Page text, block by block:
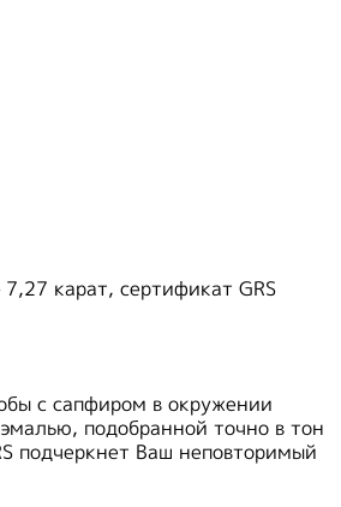
карат, сертификат GRS
с сапфиром в окружении
подобранной точно в тон
подчеркнет Ваш неповторимый